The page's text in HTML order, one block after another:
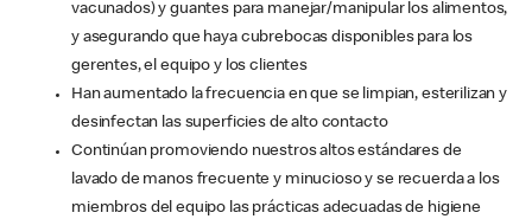
vacunados) y guantes para manejar/manipular los alimentos,
y asegurando que haya cubrebocas disponibles para los
gerentes, el equipo y los clientes
Han aumentado la frecuencia en que se limpian, esterilizan y
desinfectan las superficies de alto contacto
Continúan promoviendo nuestros altos estándares de
lavado de manos frecuente y minucioso y se recuerda a los
miembros del equipo las prácticas adecuadas de higiene